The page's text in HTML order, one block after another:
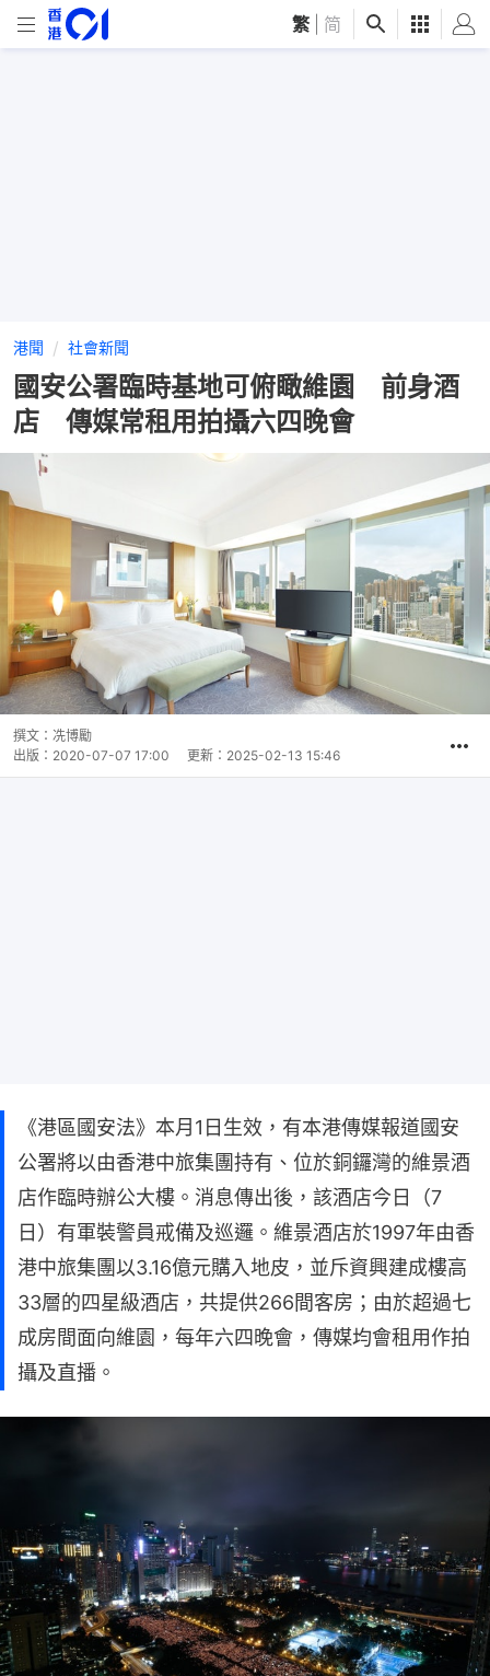
繁 简
港聞 社會新聞
國安公署臨時基地可俯瞰維園 前身酒
店 傳媒常租用拍攝六四晚會
撰文： 冼博勵
出版： 2020-07-07 17:00 更新： 2025-02-13 15:46
《港區國安法》本月1日生效，有本港傳媒報道國安
公署將以由香港中旅集團持有、位於銅鑼灣的維景酒
店作臨時辦公大樓。消息傳出後，該酒店今日（7
日）有軍裝警員戒備及巡邏。維景酒店於1997年由香
港中旅集團以3.16億元購入地皮，並斥資興建成樓高
33層的四星級酒店，共提供266間客房；由於超過七
成房間面向維園，每年六四晚會，傳媒均會租用作拍
攝及直播。